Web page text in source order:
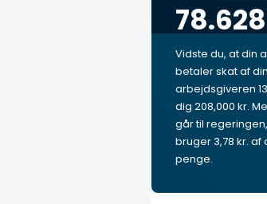
Vidste du, at din
betaler skat af
arbejdsgiveren
dig 208,000 kr.
går til
bruger 3,78 kr.
penge.